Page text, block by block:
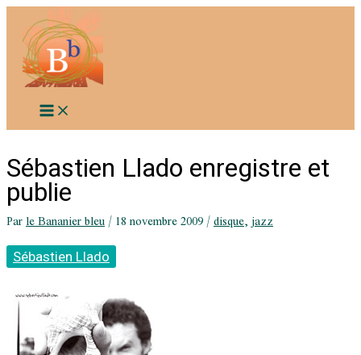
contenu
Sébastien Llado enregistre et
publie
Parle Bananier bleu/18 novembre 2009/disque,jazz
Sébastien Llado